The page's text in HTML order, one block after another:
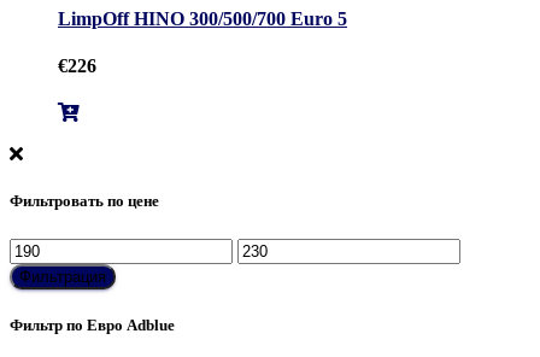
LimpOff HINO 300/500/700 Euro 5
€226
Фильтровать по цене
Минимальная
цена
Максимальная
цена
Фильтрация
Фильтр по Евро Adblue